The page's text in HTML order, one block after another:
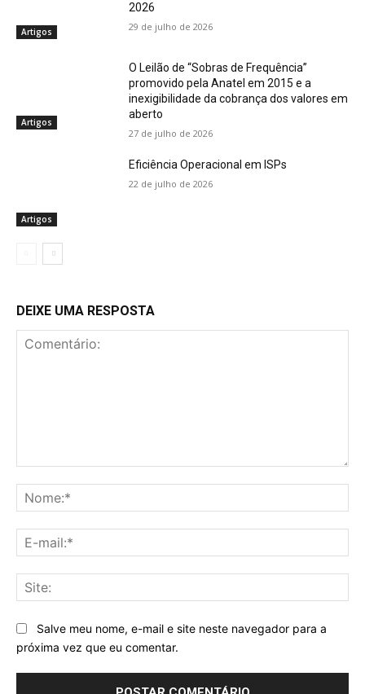
Artigos
2026
29 de julho de 2026
Artigos
O Leilão de “Sobras de Frequência”
promovido pela Anatel em 2015 e a
inexigibilidade da cobrança dos valores em
aberto
27 de julho de 2026
Artigos
Eficiência Operacional em ISPs
22 de julho de 2026
DEIXE UMA RESPOSTA
Salve meu nome, e-mail e site neste navegador para a
próxima vez que eu comentar.